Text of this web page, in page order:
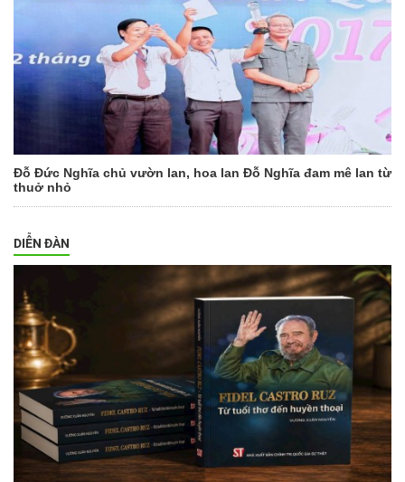
Đỗ Đức Nghĩa chủ vườn lan, hoa lan Đỗ Nghĩa đam mê lan từ
thuở nhỏ
DIỄN ĐÀN